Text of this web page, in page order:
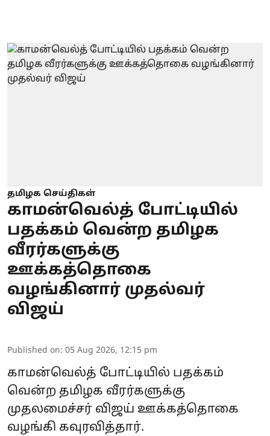
தமிழக செய்திகள்
காமன்வெல்த் போட்டியில்
பதக்கம் வென்ற தமிழக
வீரர்களுக்கு
ஊக்கத்தொகை
வழங்கினார் முதல்வர்
விஜய்
Published on: 05 Aug 2026, 12:15 pm
காமன்வெல்த் போட்டியில் பதக்கம்
வென்ற தமிழக வீரர்களுக்கு
முதலமைச்சர் விஜய் ஊக்கத்தொகை
வழங்கி கவுரவித்தார்.